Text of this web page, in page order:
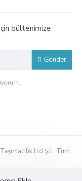
bültenimize
Gönder
Ltd.Şti., Tüm